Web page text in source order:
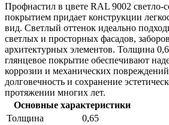
Профнастил в цвете RAL 9002 светло-
покрытием придает конструкции
вид. Светлый оттенок идеально
светлых и просторных фасадов,
архитектурных элементов. Толщина
глянцевое покрытие обеспечивают
коррозии и механических
долговечность и сохранение
протяжении многих лет.
Основные характеристики
Толщина
0,65